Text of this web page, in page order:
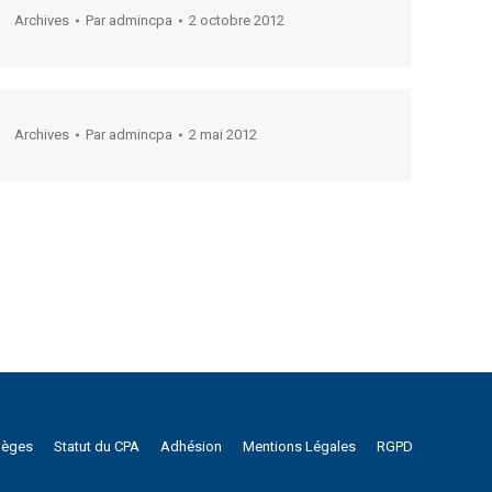
Archives Par admincpa 2 octobre 2012
Archives Par admincpa 2 mai 2012
Statut du CPA Adhésion Mentions Légales RGPD